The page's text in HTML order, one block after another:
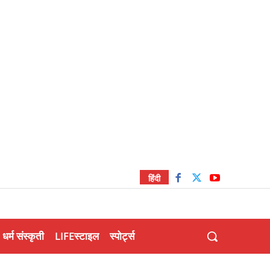
हिंदी
धर्म संस्कृती LIFEस्टाइल स्पोर्ट्स